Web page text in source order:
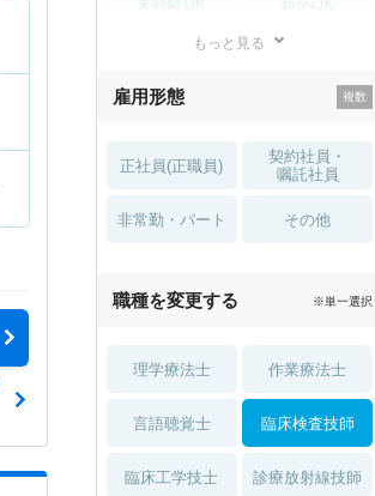
住宅手当・補助
土日祝休 無資格 OK
積極採用中 WEB面接OK
もっと見る
雇用形態
正社員(正職員)
契約社員・
嘱託社員
非常勤・パート その他
職種を変更する ※単一選択
理学療法士 作業療法士
言語聴覚士 臨床検査技師
臨床工学技士 診療放射線技師